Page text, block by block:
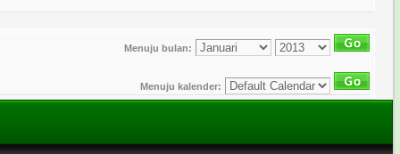
Menuju bulan:
Menuju kalender: